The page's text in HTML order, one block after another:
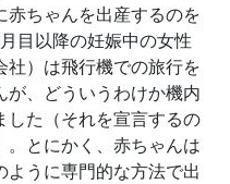
赤ちゃんを出産するのを
目以降の妊娠中の女性
社）は飛行機での旅行を
が、どういうわけか機内
した（それを宣言するの
。とにかく、赤ちゃんは
ように専門的な方法で出